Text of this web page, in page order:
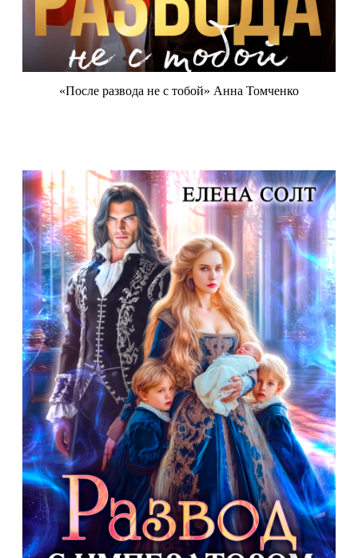
«После развода не с тобой» Анна Томченко